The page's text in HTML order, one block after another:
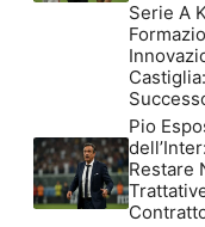
Serie A
Pio
Restare